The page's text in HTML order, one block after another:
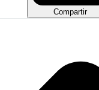
Compartir